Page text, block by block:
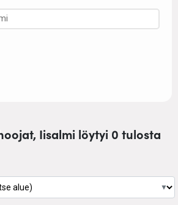
Iisalmi löytyi 0 tulosta
▼